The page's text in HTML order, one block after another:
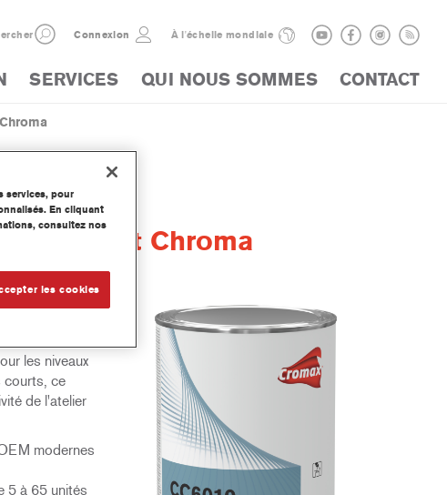
Connexion À l'échelle mondiale
SERVICES QUI NOUS SOMMES CONTACT
Semi Mat Chroma
les niveaux
courts, ce
de l'atelier
modernes
5 à 65 unités
services, pour
En cliquant
consultez nos
les cookies